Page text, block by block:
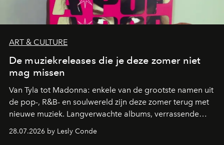
ART & CULTURE
De muziekreleases die je deze zomer niet
mag missen
Van Tyla tot Madonna: enkele van de grootste namen uit
de pop-, R&B- en soulwereld zijn deze zomer terug met
nieuwe muziek. Langverwachte albums, verrassende
comebacks en veelbelovende nieuwe projecten: dit zijn
de releases die je niet mag missen.
28.07.2026 by Lesly Conde